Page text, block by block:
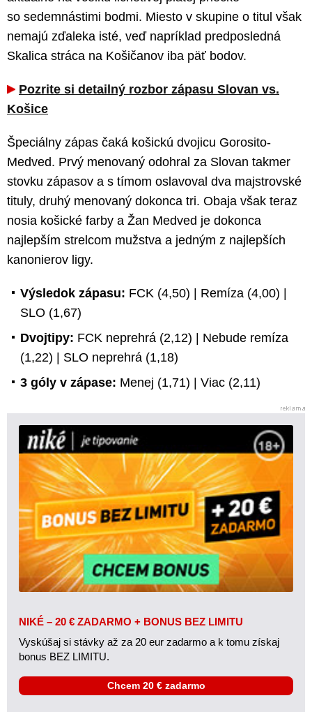
so sedemnástimi bodmi. Miesto v skupine o titul však
nemajú zďaleka isté, veď napríklad predposledná
Skalica stráca na Košičanov iba päť bodov.
Pozrite si detailný rozbor zápasu Slovan vs.
Košice
Špeciálny zápas čaká košickú dvojicu Gorosito-
Medved. Prvý menovaný odohral za Slovan takmer
stovku zápasov a s tímom oslavoval dva majstrovské
tituly, druhý menovaný dokonca tri. Obaja však teraz
nosia košické farby a Žan Medved je dokonca
najlepším strelcom mužstva a jedným z najlepších
kanonierov ligy.
Výsledok zápasu: FCK (4,50) | Remíza (4,00) |
SLO (1,67)
Dvojtipy: FCK neprehrá (2,12) | Nebude remíza
(1,22) | SLO neprehrá (1,18)
3 góly v zápase: Menej (1,71) | Viac (2,11)
NIKÉ – 20 € ZADARMO + BONUS BEZ LIMITU
Vyskúšaj si stávky až za 20 eur zadarmo a k tomu získaj
bonus BEZ LIMITU.
Chcem 20 € zadarmo